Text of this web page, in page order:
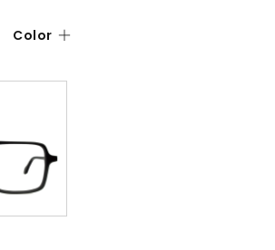
Color